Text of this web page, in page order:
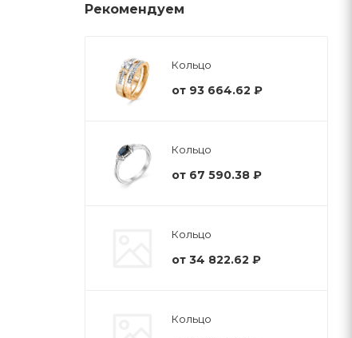
Рекомендуем
Кольцо
от 93 664.62 ₽
Кольцо
от 67 590.38 ₽
Кольцо
от 34 822.62 ₽
Кольцо